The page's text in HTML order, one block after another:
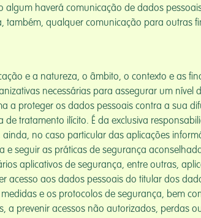
haverá comunicação de dados
qualquer comunicação para outras
e a natureza, o âmbito, o contexto e as
necessárias para assegurar um nível
a proteger os dados pessoais contra a sua
tratamento ilícito. É da exclusiva
no caso particular das aplicações
e seguir as práticas de segurança
aplicativos de segurança, entre outras,
acesso aos dados pessoais do titular dos
e os protocolos de segurança, bem
a prevenir acessos não autorizados, perdas